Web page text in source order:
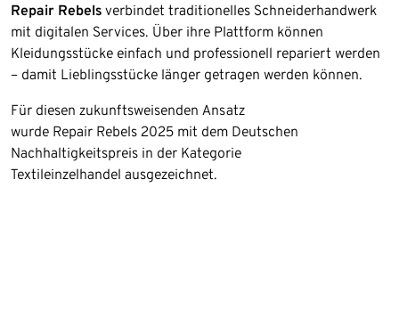
Repair Rebels verbindet traditionelles Schneiderhandwerk
mit digitalen Services. Über ihre Plattform können
Kleidungsstücke einfach und professionell repariert werden
– damit Lieblingsstücke länger getragen werden können.
Für diesen zukunftsweisenden Ansatz
wurde Repair Rebels 2025 mit dem Deutschen
Nachhaltigkeitspreis in der Kategorie
Textileinzelhandel ausgezeichnet.